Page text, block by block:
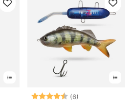
tähdestäArvio: (6)